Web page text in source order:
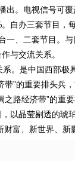
出。电视信号可
自办三套节目，
一、二套节目。
与交流关系。
。是中国西部极
”的重要排头兵
路经济带”的重
以晶莹剔透的琥
富、新世界、新